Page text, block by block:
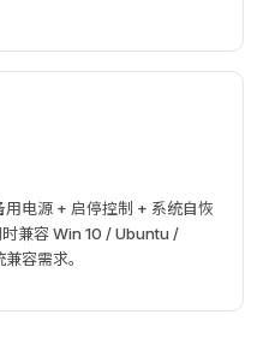
用电源 + 启停控制 + 系统自恢
时兼容 Win 10 / Ubuntu /
容需求。